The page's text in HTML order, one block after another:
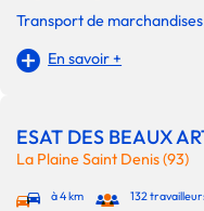
Transport de marchandises
En savoir +
ESAT DES BEAUX
La Plaine Saint Denis (93)
à 4 km 132